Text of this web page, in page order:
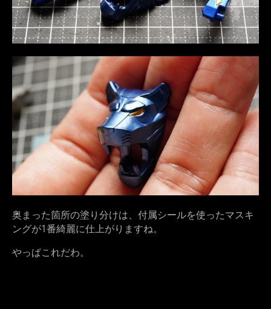
奥まった箇所の塗り分けは、付属シールを使ったマスキ
ングが1番綺麗に仕上がりますね。
やっぱこれだわ。